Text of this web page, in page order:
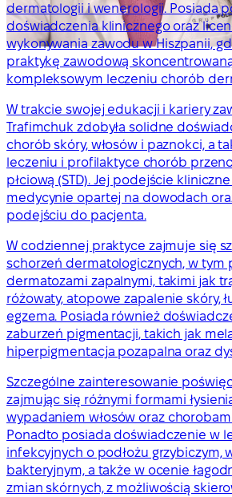
dermatologii i wenerologii. Posiada
doświadczenia klinicznego oraz
wykonywania zawodu w Hiszpanii,
praktykę zawodową
kompleksowym leczeniu chorób
W trakcie swojej edukacji i kariery
Trafimchuk zdobyła solidne
chorób skóry, włosów i paznokci, a
leczeniu i profilaktyce chorób
płciową (STD). Jej podejście
medycynie opartej na dowodach
podejściu do pacjenta.
W codziennej praktyce zajmuje się
schorzeń dermatologicznych, w tym
dermatozami zapalnymi, takimi jak
różowaty, atopowe zapalenie skóry,
egzema. Posiada również
zaburzeń pigmentacji, takich jak
hiperpigmentacja pozapalna oraz
Szczególne zainteresowanie
zajmując się różnymi formami
wypadaniem włosów oraz
Ponadto posiada doświadczenie w
infekcyjnych o podłożu grzybiczym,
bakteryjnym, a także w ocenie
zmian skórnych, z możliwością